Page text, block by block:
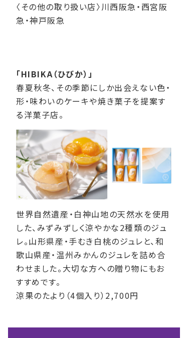
〈その他の取り扱い店〉川西阪急・西宮阪
急・神戸阪急
「HIBIKA（ひびか）」
春夏秋冬、その季節にしか出会えない色・
形・味わいのケーキや焼き菓子を提案す
る洋菓子店。
世界自然遺産・白神山地の天然水を使用
した、みずみずしく涼やかな2種類のジュ
レ。山形県産・手むき白桃のジュレと、和
歌山県産・温州みかんのジュレを詰め合
わせました。大切な方への贈り物にもお
すすめです。
涼果のたより（4個入り）2,700円